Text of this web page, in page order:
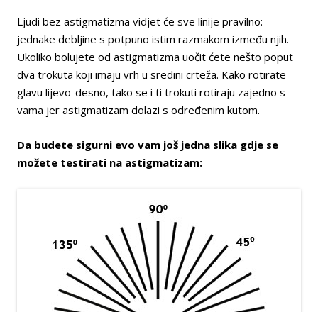
Ljudi bez astigmatizma vidjet će sve linije pravilno:
jednake debljine s potpuno istim razmakom između njih.
Ukoliko bolujete od astigmatizma uočit ćete nešto poput
dva trokuta koji imaju vrh u sredini crteža. Kako rotirate
glavu lijevo-desno, tako se i ti trokuti rotiraju zajedno s
vama jer astigmatizam dolazi s određenim kutom.
Da budete sigurni evo vam još jedna slika gdje se
možete testirati na astigmatizam: